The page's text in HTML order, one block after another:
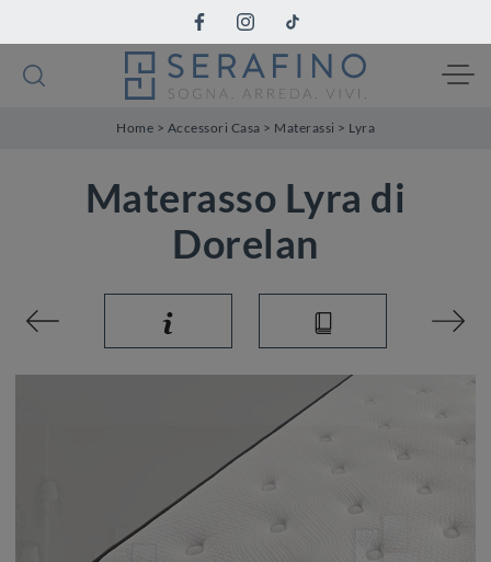
Home > Accessori Casa > Materassi > Lyra
Materasso Lyra di
Dorelan